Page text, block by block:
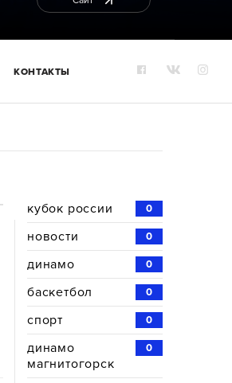
КОНТАКТЫ
0
кубок россии
0
новости
0
динамо
0
баскетбол
0
спорт
0
динамо
магнитогорск